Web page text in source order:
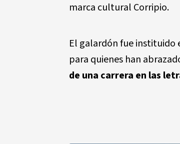
marca cultural Corripio.
El galardón fue instituido
para quienes han
de una carrera en las